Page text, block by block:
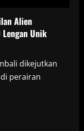
Alien
Unik
dikejutkan
perairan